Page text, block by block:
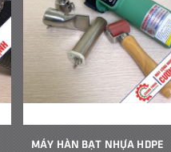
MÁY HÀN BẠT NHỰA HDPE